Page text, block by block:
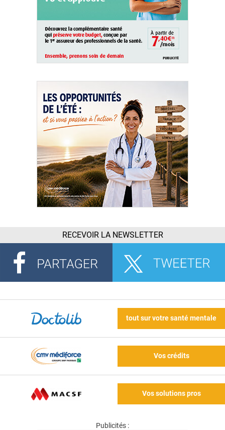
RECEVOIR LA NEWSLETTER
tout sur votre santé mentale
Vos crédits
Vos solutions pros
Publicités :